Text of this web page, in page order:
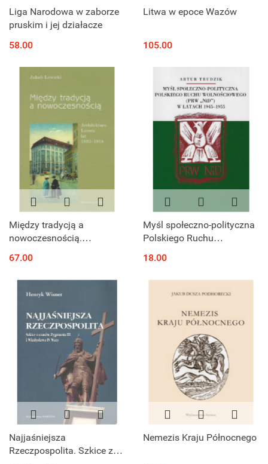
Liga Narodowa w zaborze
pruskim i jej działacze
58.00
Litwa w epoce Wazów
105.00
Między tradycją a
nowoczesnością.
1893 - 1918
67.00
Myśl społeczno-polityczna
Polskiego Ruchu
w latach 1945-1955
18.00
Najjaśniejsza
Rzeczpospolita. Szkice z
Nemezis Kraju Północnego